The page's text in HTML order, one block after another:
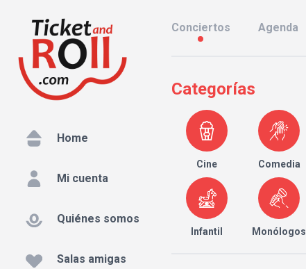
Home
Mi cuenta
Quiénes somos
Salas amigas
Conciertos Agenda
Categorías
Cine Comedia
Infantil Monólogos